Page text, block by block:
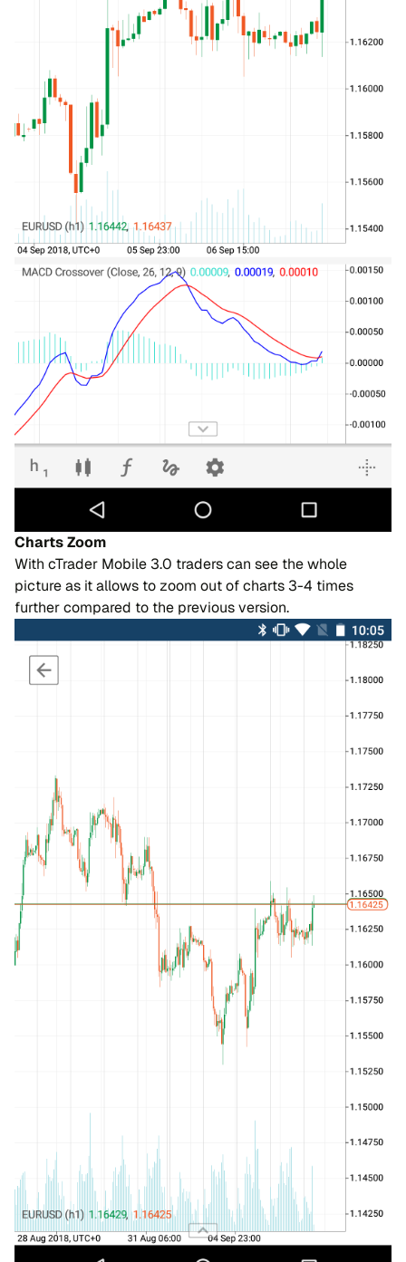
Charts Zoom
With cTrader Mobile 3.0 traders can see the whole
picture as it allows to zoom out of charts 3-4 times
further compared to the previous version.